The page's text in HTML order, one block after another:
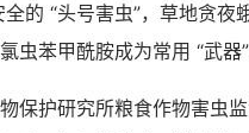
的 “头号害虫”，草地贪
虫苯甲酰胺成为常用 “武器
护研究所粮食作物害虫